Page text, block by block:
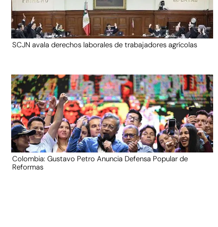
SCJN avala derechos laborales de trabajadores agrícolas
Colombia: Gustavo Petro Anuncia Defensa Popular de
Reformas